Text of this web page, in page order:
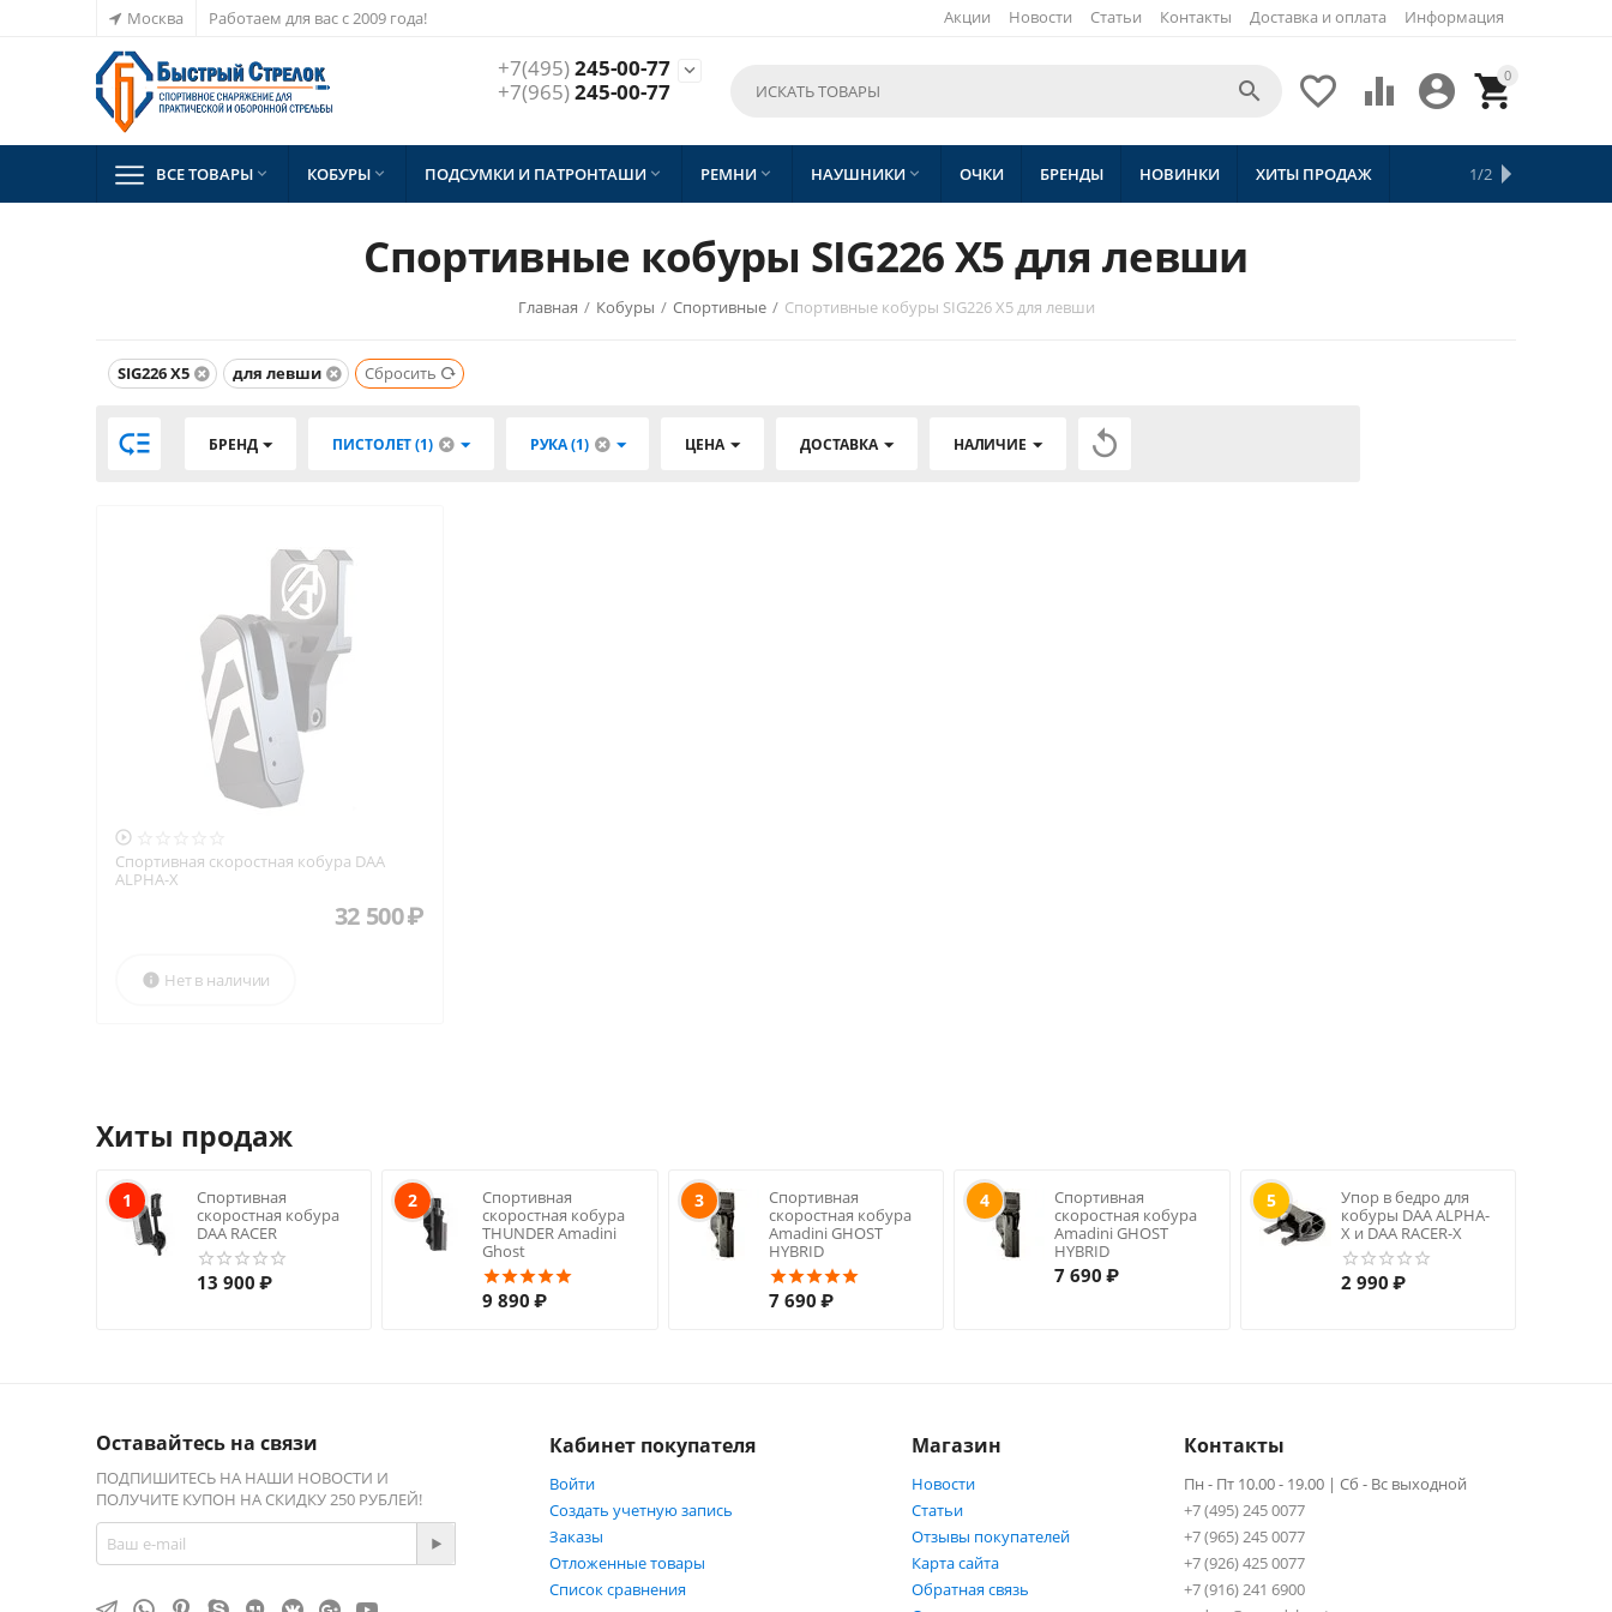
Москва Работаем для вас с 2009 года! Акции Новости Статьи Контакты Доставка и оплата Информация
+7(495)245-00-77
+7(965)245-00-77
 0


 

ВСЕ ТОВАРЫ  КОБУРЫ  ПОДСУМКИ И ПАТРОНТАШИ  РЕМНИ  НАУШНИКИ  ОЧКИ БРЕНДЫ НОВИНКИ ХИТЫ ПРОДАЖ ТОВАРЫ С БЕСПЛАТНОЙ
1/2
Спортивные кобуры SIG226 X5 для левши
Главная / Кобуры / Спортивные / Спортивные кобуры SIG226 X5 для левши
SIG226 X5 для левши Сбросить
 БРЕНД ПИСТОЛЕТ (1) РУКА (1) ЦЕНА ДОСТАВКА НАЛИЧИЕ 

Спортивная скоростная кобура DAA
ALPHA-X
32 500₽
Нет в наличии

Хиты продаж
1
Спортивная
скоростная кобура
DAA RACER
13 900 ₽
2
Спортивная
скоростная кобура
THUNDER Amadini
Ghost
9 890 ₽
3
Спортивная
скоростная кобура
Amadini GHOST
HYBRID
7 690 ₽
4
Спортивная
скоростная кобура
Amadini GHOST
HYBRID
7 690 ₽
5
Упор в бедро для
кобуры DAA ALPHA-
X и DAA RACER-X
2 990 ₽
Оставайтесь на связи
ПОДПИШИТЕСЬ НА НАШИ НОВОСТИ И
ПОЛУЧИТЕ КУПОН НА СКИДКУ 250 РУБЛЕЙ!
Кабинет покупателя
Войти
Создать учетную запись
Заказы
Отложенные товары
Список сравнения
Магазин
Новости
Статьи
Отзывы покупателей
Карта сайта
Обратная связь
Контакты
Пн - Пт 10.00 - 19.00 | Сб - Вс выходной
+7 (495) 245 0077
+7 (965) 245 0077
+7 (926) 425 0077
+7 (916) 241 6900